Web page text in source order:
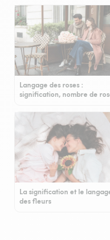
Langage des roses :
signification, nombre de
La signification et le
des fleurs